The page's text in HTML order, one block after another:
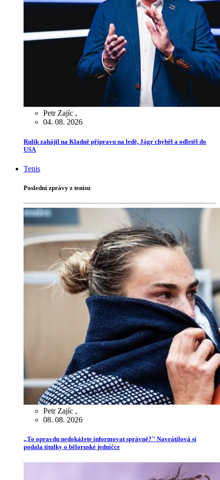
Petr Zajíc ,
04. 08. 2026
Rulík zahájil na Kladně přípravu na ledě, Jágr chyběl a odletěl do
USA
Tenis
Poslední zprávy z tenisu
Petr Zajíc ,
08. 08. 2026
„To opravdu nedokážete informovat správně?" Navrátilová si
podala titulky o běloruské jedničce